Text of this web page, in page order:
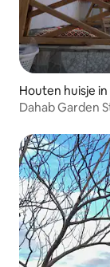
Houten huisje
Dahab Garden